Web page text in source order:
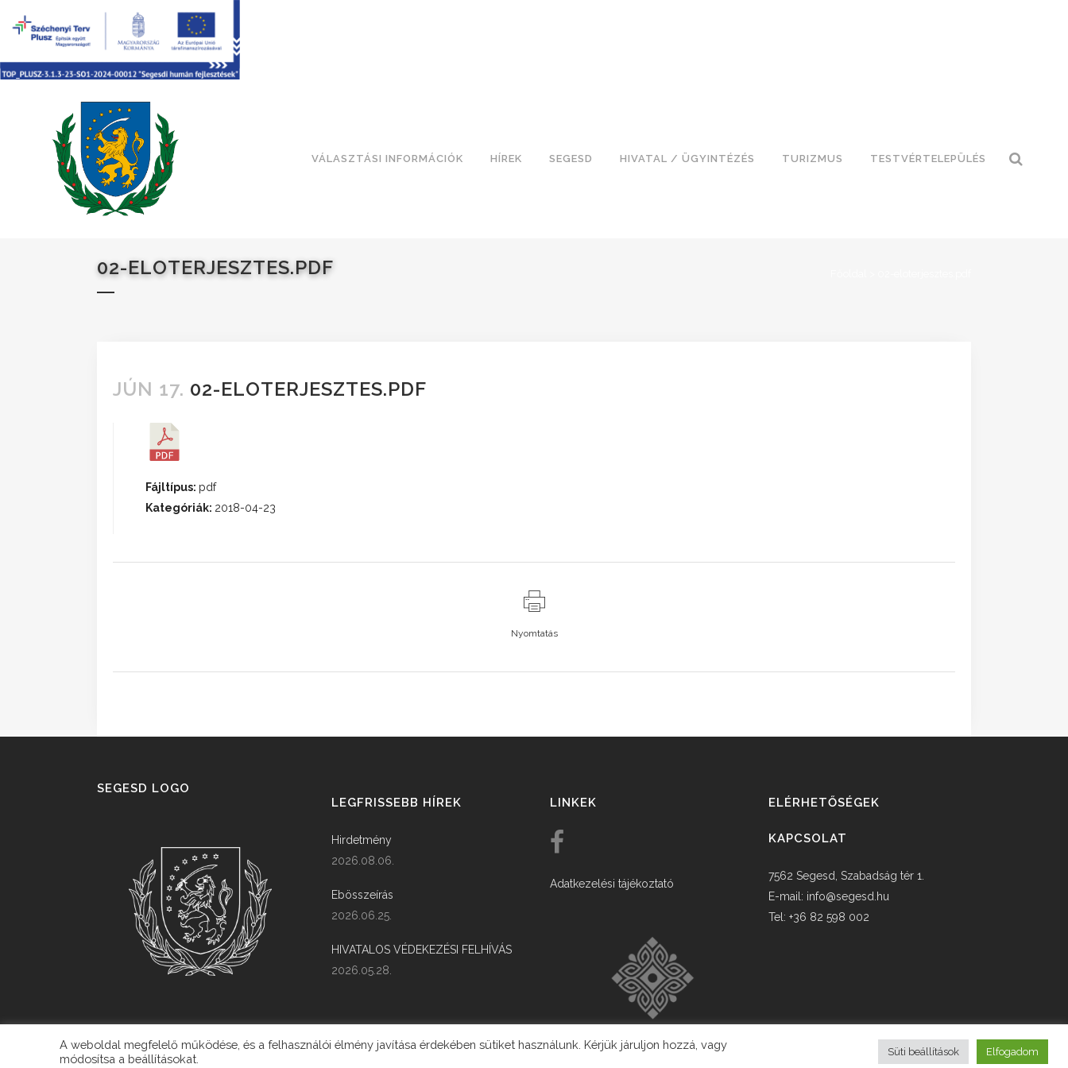
VÁLASZTÁSI INFORMÁCIÓK HÍREK SEGESD HIVATAL / ÜGYINTÉZÉS TURIZMUS TESTVÉRTELEPÜLÉS
02-ELOTERJESZTES.PDF
JÚN 17. 02-ELOTERJESZTES.PDF
Fájltípus: pdf
Kategóriák: 2018-04-23
Nyomtatás
SEGESD LOGO
LEGFRISSEBB HÍREK
Hirdetmény
2026.08.06.
Ebösszeírás
2026.06.25.
HIVATALOS VÉDEKEZÉSI FELHÍVÁS
2026.05.28.
LINKEK
Adatkezelési tájékoztató
ELÉRHETŐSÉGEK
KAPCSOLAT
7562 Segesd, Szabadság tér 1.
E-mail: info@segesd.hu
Tel: +36 82 598 002
A weboldal megfelelő működése, és a felhasználói élmény javítása érdekében sütiket használunk. Kérjük járuljon hozzá, vagy
módosítsa a beállításokat.
Süti beállítások Elfogadom